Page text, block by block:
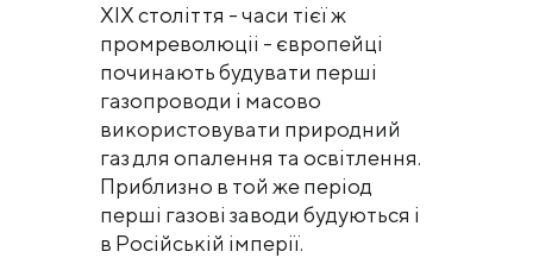
XIX століття - часи тієї ж
промреволюціі - європейці
починають будувати перші
газопроводи і масово
використовувати природний
газ для опалення та освітлення.
Приблизно в той же період
перші газові заводи будуються і
в Російській імперії.